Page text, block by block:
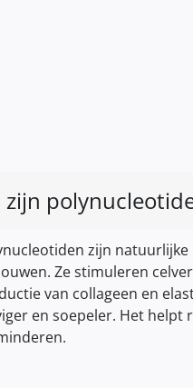
zijn
zijn natuurlijke
Ze stimuleren
van collageen en
en soepeler. Het helpt